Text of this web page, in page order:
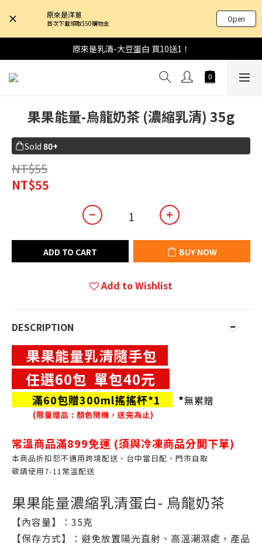
原來是洋蔥
首次下載領取$50購物金 Open
原來是乳清-大豆蛋白 買10送1！
果果能量-烏龍奶茶 (濃縮乳清) 35g
Sold 80+
NT$55
NT$55
ADD TO CART BUY NOW
Add to Wishlist
DESCRIPTION
果果能量乳清隨手包
任選60包 單包40元
滿60包贈300ml搖搖杯*1 *無累贈
(限量贈品 : 顏色隨機，送完為止)
常溫商品滿899免運 (須與冷凍商品分開下單)
本商品折扣恕不適用跨境配送、台中當日配、門市自取
敬請使用7-11常溫配送
果果能量濃縮乳清蛋白- 烏龍奶茶
【內容量】：35克
【保存方式】：避免放置陽光直射、高溫潮濕處，產品